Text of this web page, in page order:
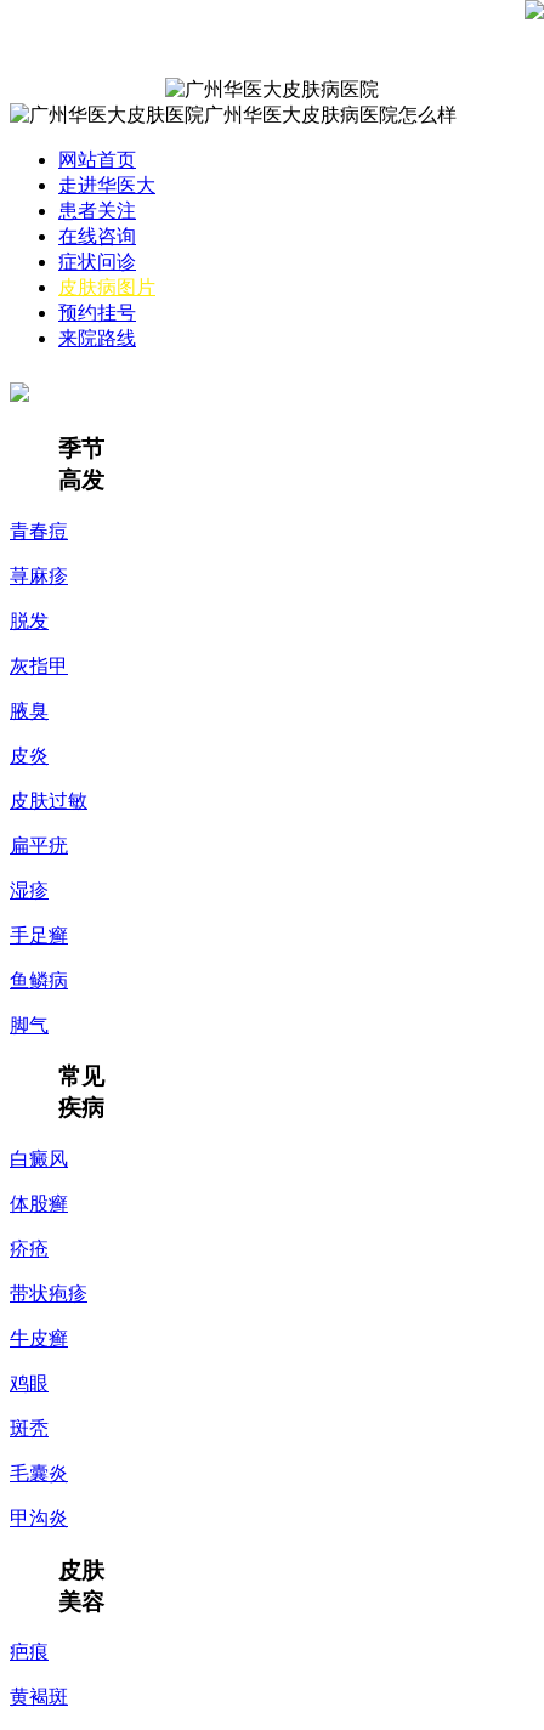
网站首页
走进华医大
患者关注
在线咨询
症状问诊
皮肤病图片
预约挂号
来院路线
季节
高发
青春痘
荨麻疹
脱发
灰指甲
腋臭
皮炎
皮肤过敏
扁平疣
湿疹
手足癣
鱼鳞病
脚气
常见
疾病
白癜风
体股癣
疥疮
带状疱疹
牛皮癣
鸡眼
斑秃
毛囊炎
甲沟炎
皮肤
美容
疤痕
黄褐斑